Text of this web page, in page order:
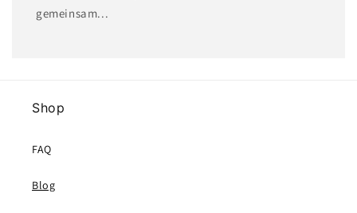
gemeinsam...
Shop
FAQ
Blog